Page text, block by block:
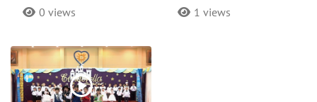
0 views 1 views